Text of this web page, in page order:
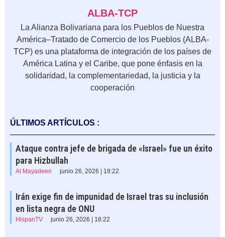
ALBA-TCP
La Alianza Bolivariana para los Pueblos de Nuestra
América–Tratado de Comercio de los Pueblos (ALBA-
TCP) es una plataforma de integración de los países de
América Latina y el Caribe, que pone énfasis en la
solidaridad, la complementariedad, la justicia y la
cooperación
ÚLTIMOS ARTÍCULOS :
Ataque contra jefe de brigada de «Israel» fue un éxito
para Hizbullah
Al Mayadeen junio 26, 2026 | 18:22
Irán exige fin de impunidad de Israel tras su inclusión
en lista negra de ONU
HispanTV junio 26, 2026 | 18:22